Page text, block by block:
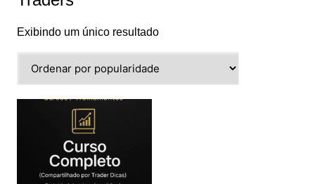
Exibindo um único resultado